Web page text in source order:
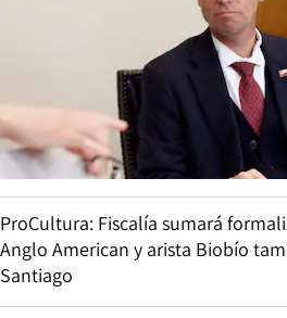
ProCultura: Fiscalía sumará
Anglo American y arista Biobío
Santiago